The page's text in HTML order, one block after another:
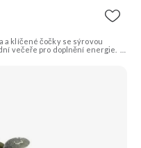
a klíčené čočky se sýrovou
večeře pro doplnění energie.